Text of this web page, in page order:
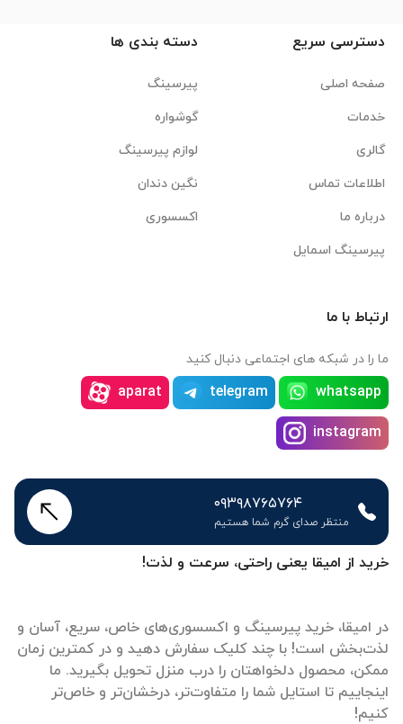
خرید از امیقا یعنی راحتی، سرعت و لذت!
در امیقا، خرید پیرسینگ و اکسسوری‌های خاص، سریع، آسان و
لذت‌بخش است! با چند کلیک سفارش دهید و در کمترین زمان
ممکن، محصول دلخواهتان را درب منزل تحویل بگیرید. ما
اینجاییم تا استایل شما را متفاوت‌تر، درخشان‌تر و خاص‌تر
دسترسی سریع
صفحه اصلی
خدمات
گالری
اطلاعات تماس
درباره ما
پیرسینگ اسمایل
دسته بندی ها
پیرسینگ
گوشواره
لوازم پیرسینگ
نگین دندان
اکسسوری
ارتباط با ما
ما را در شبکه های اجتماعی دنبال کنید
whatsapp
telegram
aparat
instagram
۰۹۳۹۸۷۶۵۷۶۴
منتظر صدای گرم شما هستیم